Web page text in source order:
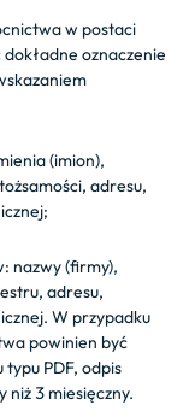
w postaci
oznaczenie
(imion),
adresu,
nazwy (firmy),
adresu,
W przypadku
powinien być
PDF, odpis
niż 3 miesięczny.